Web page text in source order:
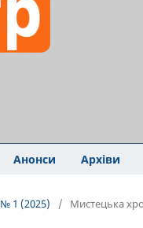
Анонси Архіви
№ 1 (2025) / Мистецька